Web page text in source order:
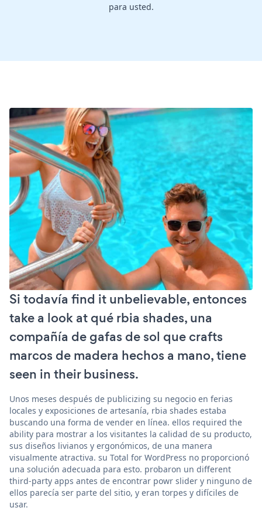
para usted.
Si todavía find it unbelievable, entonces
take a look at qué rbia shades, una
compañía de gafas de sol que crafts
marcos de madera hechos a mano, tiene
seen in their business.
Unos meses después de publicizing su negocio en ferias
locales y exposiciones de artesanía, rbia shades estaba
buscando una forma de vender en línea. ellos required the
ability para mostrar a los visitantes la calidad de su producto,
sus diseños livianos y ergonómicos, de una manera
visualmente atractiva. su Total for WordPress no proporcionó
una solución adecuada para esto. probaron un different
third-party apps antes de encontrar powr slider y ninguno de
ellos parecía ser parte del sitio, y eran torpes y difíciles de
usar.